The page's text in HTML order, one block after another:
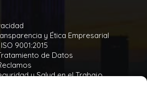
y Ética Empresarial
9001:2015
de Datos
y Salud en el Trabajo